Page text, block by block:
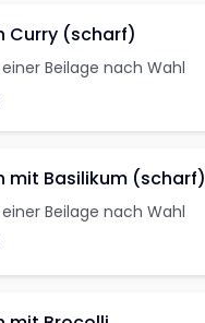
Curry (scharf)
Beilage nach Wahl
mit Basilikum (scharf)
Beilage nach Wahl